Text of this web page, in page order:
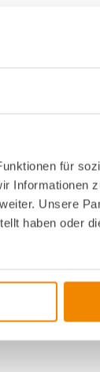
für
Informationen
Unsere
haben oder